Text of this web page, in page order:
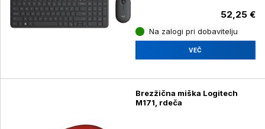
52,25 €
Na zalogi pri dobavitelju
VEČ
Brezžična miška Logitech
M171, rdeča